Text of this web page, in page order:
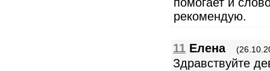
рекомендую.
11 Елена
Здравствуйте